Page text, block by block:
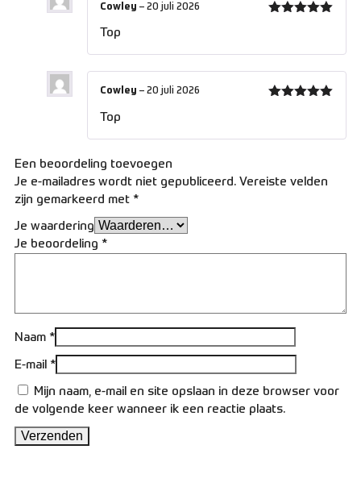
Cowley– 20 juli 2026
Top
Cowley– 20 juli 2026
Top
Een beoordeling toevoegen
Je e-mailadres wordt niet gepubliceerd. Vereiste velden
zijn gemarkeerd met *
Je waardering
Je beoordeling *
Naam *
E-mail *
Mijn naam, e-mail en site opslaan in deze browser voor
de volgende keer wanneer ik een reactie plaats.